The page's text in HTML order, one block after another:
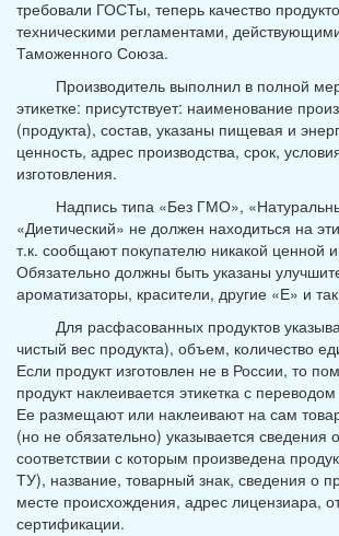
требовали ГОСТы, теперь качество
техническими регламентами,
Таможенного Союза.
Производитель выполнил в полной
этикетке: присутствует: наименование
(продукта), состав, указаны пищевая и
ценность, адрес производства, срок,
изготовления.
Надпись типа «Без ГМО»,
«Диетический» не должен находиться на
т.к. сообщают покупателю никакой ценной
Обязательно должны быть указаны
ароматизаторы, красители, другие «Е» и
Для расфасованных продуктов
чистый вес продукта), объем, количество
Если продукт изготовлен не в России, то
продукт наклеивается этикетка с
Ее размещают или наклеивают на сам
(но не обязательно) указывается сведения
соответствии с которым произведена
ТУ), название, товарный знак, сведения о
месте происхождения, адрес лицензиара,
сертификации.